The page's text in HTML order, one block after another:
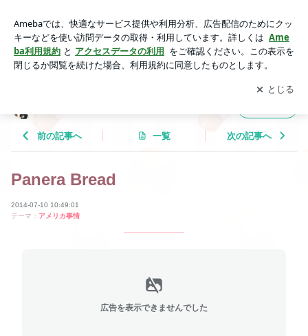
アプリをダウンロードして ブログの更新通知
を受け取りまし
ょう。
開く
前の記事へ 一覧 次の記事へ
Panera Bread
2014-07-10 10:49:01
テーマ： アメリカ事情
広告を表示できませんでした